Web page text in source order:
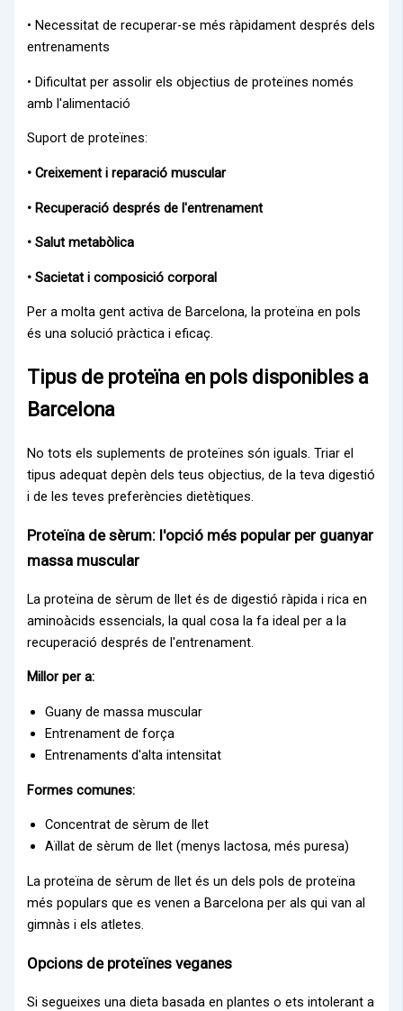
• Necessitat de recuperar-se més ràpidament després dels
entrenaments
• Dificultat per assolir els objectius de proteïnes només
amb l'alimentació
Suport de proteïnes:
• Creixement i reparació muscular
• Recuperació després de l'entrenament
• Salut metabòlica
• Sacietat i composició corporal
Per a molta gent activa de Barcelona, la proteïna en pols
és una solució pràctica i eficaç.
Tipus de proteïna en pols disponibles a
Barcelona
No tots els suplements de proteïnes són iguals. Triar el
tipus adequat depèn dels teus objectius, de la teva digestió
i de les teves preferències dietètiques.
Proteïna de sèrum: l'opció més popular per guanyar
massa muscular
La proteïna de sèrum de llet és de digestió ràpida i rica en
aminoàcids essencials, la qual cosa la fa ideal per a la
recuperació després de l'entrenament.
Millor per a:
Guany de massa muscular
Entrenament de força
Entrenaments d'alta intensitat
Formes comunes:
Concentrat de sèrum de llet
Aïllat de sèrum de llet (menys lactosa, més puresa)
La proteïna de sèrum de llet és un dels pols de proteïna
més populars que es venen a Barcelona per als qui van al
gimnàs i els atletes.
Opcions de proteïnes veganes
Si segueixes una dieta basada en plantes o ets intolerant a